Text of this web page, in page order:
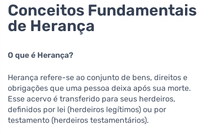
Conceitos Fundamentais
de Herança
O que é Herança?
Herança refere-se ao conjunto de bens, direitos e
obrigações que uma pessoa deixa após sua morte.
Esse acervo é transferido para seus herdeiros,
definidos por lei (herdeiros legítimos) ou por
testamento (herdeiros testamentários).